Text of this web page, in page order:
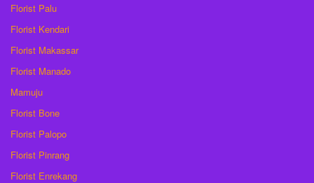
Florist Palu
Florist Kendari
Florist Makassar
Florist Manado
Mamuju
Florist Bone
Florist Palopo
Florist Pinrang
Florist Enrekang